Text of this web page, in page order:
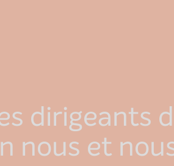
dirigeants
nous et